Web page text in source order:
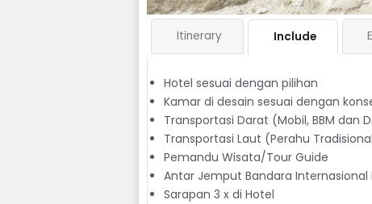
Itinerary Include
Hotel sesuai dengan pilihan
Kamar di desain sesuai dengan
Transportasi Darat (Mobil, BBM dan
Transportasi Laut (Perahu
Pemandu Wisata/Tour Guide
Antar Jemput Bandara Internasional
Sarapan 3 x di Hotel